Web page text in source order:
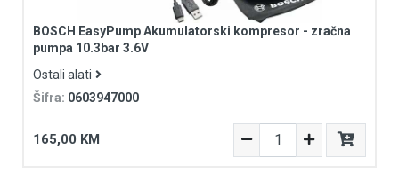
BOSCH EasyPump Akumulatorski kompresor - zračna
pumpa 10.3bar 3.6V
Ostali alati
Šifra: 0603947000
165,00 KM